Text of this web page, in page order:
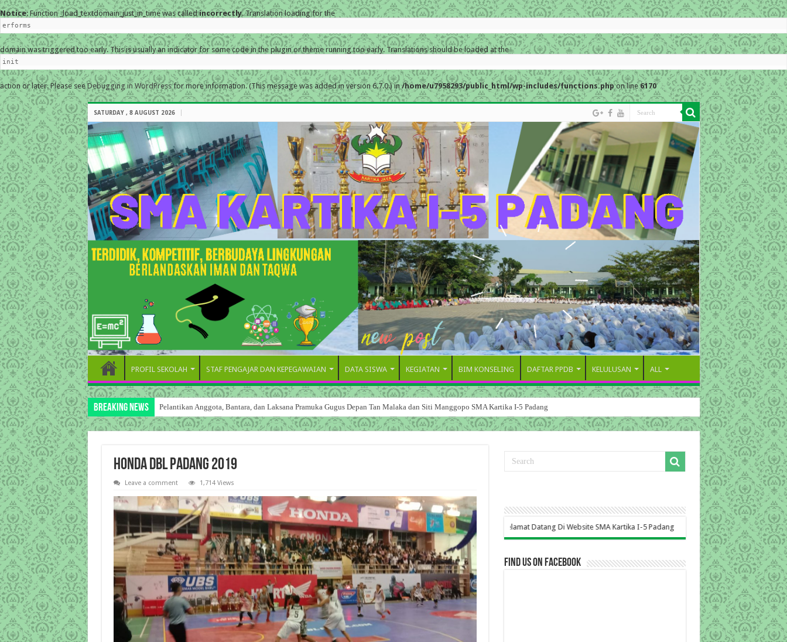
Notice: Function _load_textdomain_just_in_time was calledincorrectly. Translation loading for the
erforms
domain was triggered too early. This is usually an indicator for some code in the plugin or theme running too early. Translations should be loaded at the
init
action or later. Please seeDebugging in WordPressfor more information. (This message was added in version 6.7.0.) in/home/u7958293/public_html/wp-includes/functions.phpon line6170
SATURDAY , 8 AUGUST 2026
PROFIL SEKOLAH STAF PENGAJAR DAN KEPEGAWAIAN DATA SISWA KEGIATAN BIM KONSELING DAFTAR PPDB KELULUSAN ALL
Breaking News Pelantikan Anggota, Bantara, dan Laksana Pramuka Gugus Depan Tan Malaka dan Siti Manggopo SMA Kartika I-5 Padang
Honda DBL Padang 2019
Leave a comment 1,714 Views
Selamat Datang Di Website SMA Kartika I-5 Padang
Find us on Facebook